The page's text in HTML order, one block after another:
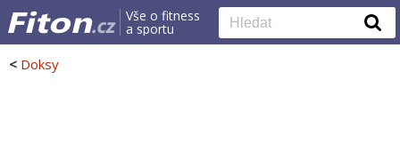
Vše o fitness
a sportu
< Doksy